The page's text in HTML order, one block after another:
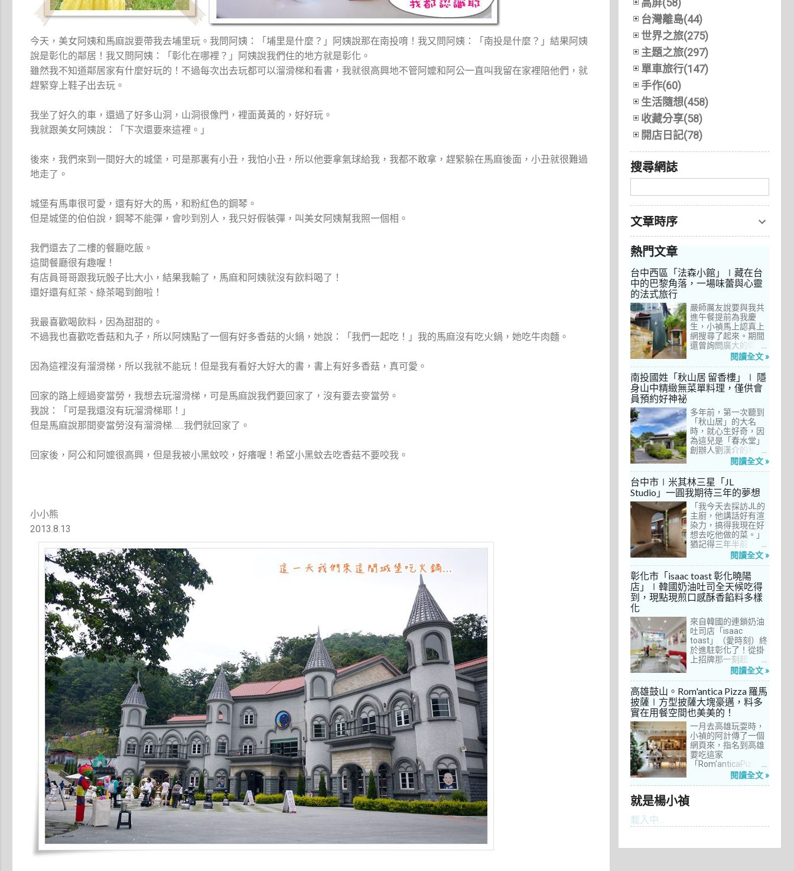
今天，美女阿姨和馬麻說要帶我去埔里玩。我問阿姨：「埔里是什麼？」阿姨說那在南投唷！我又問阿姨：「南投是什麼？」結果阿姨
說是彰化的鄰居！我又問阿姨：「彰化在哪裡？」阿姨說我們住的地方就是彰化。
雖然我不知道鄰居家有什麼好玩的！不過每次出去玩都可以溜滑梯和看書，我就很高興地不管阿嬤和阿公一直叫我留在家裡陪他們，就
趕緊穿上鞋子出去玩。
我坐了好久的車，還過了好多山洞，山洞很像門，裡面黃黃的，好好玩。
我就跟美女阿姨說：「下次還要來這裡。」
後來，我們來到一間好大的城堡，可是那裏有小丑，我怕小丑，所以他要拿氣球給我，我都不敢拿，趕緊躲在馬麻後面，小丑就很難過
地走了。
城堡有馬車很可愛，還有好大的馬，和粉紅色的鋼琴。
但是城堡的伯伯說，鋼琴不能彈，會吵到別人，我只好假裝彈，叫美女阿姨幫我照一個相。
我們還去了二樓的餐廳吃飯。
這間餐廳很有趣喔！
有店員哥哥跟我玩骰子比大小，結果我輸了，馬麻和阿姨就沒有飲料喝了！
還好還有紅茶、綠茶喝到飽啦！
我最喜歡喝飲料，因為甜甜的。
不過我也喜歡吃香菇和丸子，所以阿姨點了一個有好多香菇的火鍋，她說：「我們一起吃！」我的馬麻沒有吃火鍋，她吃牛肉麵。
因為這裡沒有溜滑梯，所以我就不能玩！但是我有看好大好大的書，書上有好多香菇，真可愛。
回家的路上經過麥當勞，我想去玩溜滑梯，可是馬麻說我們要回家了，沒有要去麥當勞。
我說：「可是我還沒有玩溜滑梯耶！」
但是馬麻說那間麥當勞沒有溜滑梯……我們就回家了。
回家後，阿公和阿嬤很高興，但是我被小黑蚊咬，好癢喔！希望小黑蚊去吃香菇不要咬我。
小小熊
2013.8.13
高屏(58)
台灣離島(44)
世界之旅(275)
主題之旅(297)
單車旅行(147)
手作(60)
生活隨想(458)
收藏分享(58)
開店日記(78)
搜尋網誌
文章時序
熱門文章
台中西區「法森小館」∣藏在台
中的巴黎角落，一場味蕾與心靈
的法式旅行
嚴師厲友說要與我共
進午餐提前為我慶
生，小禎馬上認真上
網搜尋了起來。期間
還曾詢問廣大的親友
們有沒有推薦的餐
阿姨及桄甄老師誠懇
給我建議，其他都是
一堆來亂的！哈～ 從
宮」到台中的
「澀」，再比較了幾
間價位較親民的牛排
餐廳……，最終，小禎
選定了阿姨及表弟剛
去吃過的「法森小
館」，理由很簡單：
歐法套餐1680元起的
價位可以接受，而且
不是無菜單料理，從
開胃菜、湯品、主
菜、甜點等，通通可
以選自己喜歡的，小
禎覺得能夠自由搭配
很讚！而且「法森小
館」是台中老字號的
不斷，能夠屹立不搖
這麼多年，一定有它
的道理在呀！
閱讀全文 »
南投國姓「秋山居 留香樓」∣ 隱
身山中精緻無菜單料理，僅供會
員預約好神祕
多年前，第一次聽到
「秋山居」的大名
時，就心生好奇，因
為這兒是「春水堂」
創辦人劉漢介的私人
招待所，只對會員開
自從十多年前搬回彰
化之後，小禎才開始
上春水堂吃飯、喝
茶，有一度還把春水
堂當麵店在吃，每週
到台中上課時，總忍
不住奔入春水堂，點
上一碗「XO醬拌麵」
搭配一杯茶飲，後來
也嘗試過其他茶點，
對春水堂的餐飲很有
信心。因此，一得知
秋山居是春水堂創辦
人開設的，感覺就是
食的小禎而言，自然
深具吸引力。
閱讀全文 »
台中市∣米其林三星「JL
Studio」一圓我期待三年的夢想
「我今天去採訪JL的
主廚，他講話好有渲
染力，搞得我現在好
想去吃他做的菜。」
猶記得三年半前，當
米其林評鑑要來台中
做了一次得獎預測，
於是我因為工作踏入
JL Studio，當天回家
之後，我就迫不及待
從事美食採訪20多
年，只採訪沒吃的店
也不計其數，但從沒
有一家餐廳讓我這樣
充滿渴望，留下「真
的好想吃吃看」的懸
閱讀全文 »
彰化市「isaac toast 彰化曉陽
店」∣韓國奶油吐司全天候吃得
到，現點現煎口感酥香餡料多樣
化
來自韓國的連鎖奶油
吐司店「isaac
toast」（愛時刻）終
於進駐彰化了！從掛
上招牌那一刻起，小
禎就想著找時間來吃
家連鎖店許久，只是
每次去台中誘惑實在
太多了！就……，這一
次離家這麼近，不來
吃真的說不過去。
閱讀全文 »
高雄鼓山。Rom'antica Pizza 羅馬
披薩∣方型披薩大塊豪邁，料多
實在用餐空間也美美的！
一月去高雄玩耍時，
小禎的阿計傳了一個
網頁來，指名到高雄
要吃這家
「Rom'anticaPizza
羅馬披薩」，看了圖
能點上一塊喜愛的口
閱讀全文 »
就是楊小禎
載入中…